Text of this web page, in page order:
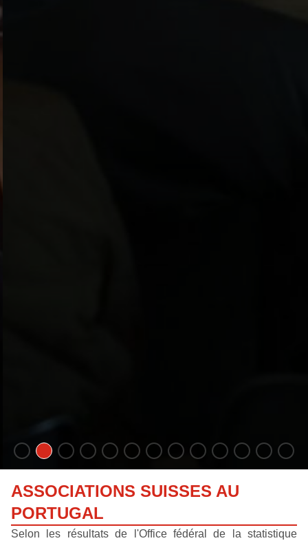
ASSOCIATIONS SUISSES AU
PORTUGAL
Selon les résultats de l'Office fédéral de la statistique